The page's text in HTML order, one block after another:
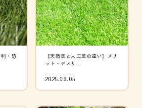
・防
【天然芝と人工芝の違い】メリ
ット・デメリ...
2025.08.05